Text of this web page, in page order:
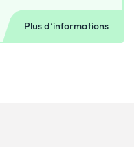
Plus d’informations